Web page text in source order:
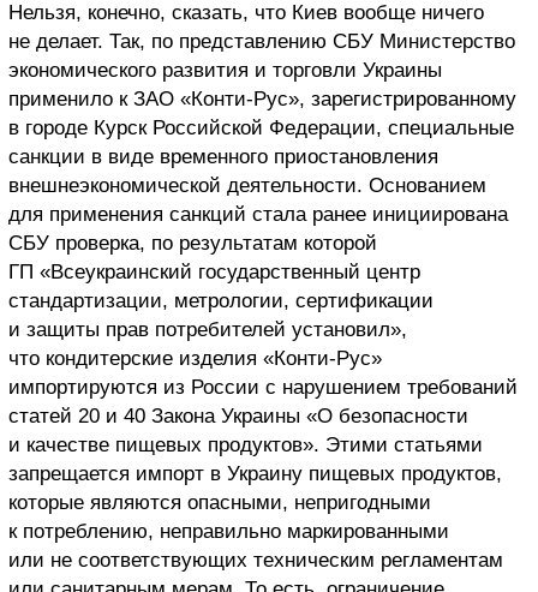
Нельзя, конечно, сказать, что Киев вообще ничего
не делает. Так, по представлению СБУ Министерство
экономического развития и торговли Украины
применило к ЗАО «Конти-Рус», зарегистрированному
в городе Курск Российской Федерации, специальные
санкции в виде временного приостановления
внешнеэкономической деятельности. Основанием
для применения санкций стала ранее инициирована
СБУ проверка, по результатам которой
ГП «Всеукраинский государственный центр
стандартизации, метрологии, сертификации
и защиты прав потребителей установил»,
что кондитерские изделия «Конти-Рус»
импортируются из России с нарушением требований
статей 20 и 40 Закона Украины «О безопасности
и качестве пищевых продуктов». Этими статьями
запрещается импорт в Украину пищевых продуктов,
которые являются опасными, непригодными
к потреблению, неправильно маркированными
или не соответствующих техническим регламентам